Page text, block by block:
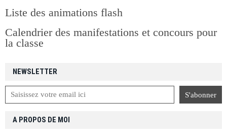
NEWSLETTER
Liste des animations flash
Calendrier des manifestations et concours pour
la classe
A PROPOS DE MOI